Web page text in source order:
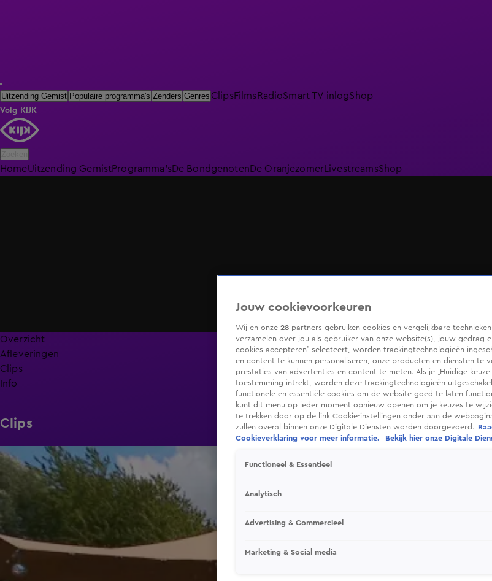
Uitzending Gemist Populaire programma's Zenders Genres ClipsFilmsRadioSmart TV inlogShop
Volg KIJK
HomeUitzending GemistProgramma'sDe BondgenotenDe Oranjezomer LivestreamsShop
Overzicht
Afleveringen
Clips
Info
Clips
1:14
Jouw cookievoorkeuren
Wij en onze 28 partners gebruiken cookies en vergelijkbare
verzamelen over jou als gebruiker van onze website(s), jouw gedrag
cookies accepteren” selecteert, worden trackingtechnologieën
en content te kunnen personaliseren, onze producten en diensten te
prestaties van advertenties en content te meten. Als je „Huidige
toestemming intrekt, worden deze trackingtechnologieën
functionele en essentiële cookies om de website goed te laten
kunt dit menu op ieder moment opnieuw openen om je keuzes te
te trekken door op de link Cookie-instellingen onder aan de
zullen overal binnen onze Digitale Diensten worden doorgevoerd.
Cookieverklaring voor meer informatie.
Bekijk hier onze Digitale
Functioneel & Essentieel
Analytisch
Advertising & Commercieel
Marketing & Social media